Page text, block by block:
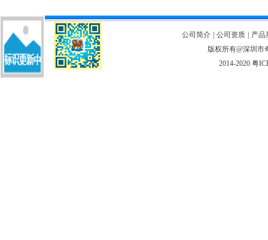
公司简介 公司资质
产品
版权所有@深圳市
2014-2020 粤